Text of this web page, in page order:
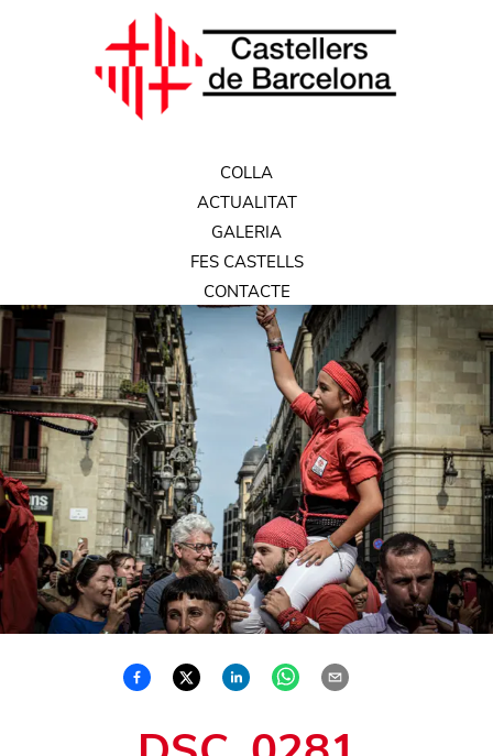
COLLA
ACTUALITAT
GALERIA
FES CASTELLS
CONTACTE